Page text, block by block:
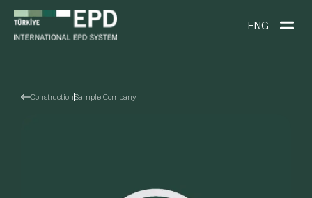
ENG
ConstructionSample Company